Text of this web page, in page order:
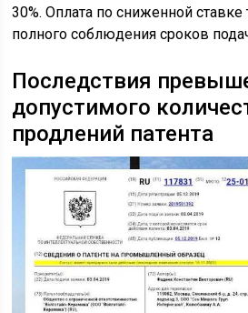
30%. Оплата по сниженной ставке
полного соблюдения сроков
Последствия
допустимого
продлений патента